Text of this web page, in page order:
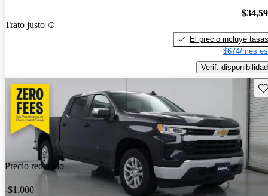
Trato justo
El precio incluye tasas
$674/mes
Verif. disponibilidad
Precio reducido
-$1,000